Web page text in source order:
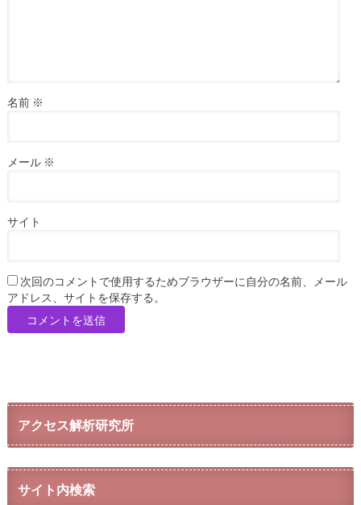
名前 ※
メール ※
サイト
次回のコメントで使用するためブラウザーに自分の名前、メール
アドレス、サイトを保存する。
アクセス解析研究所
サイト内検索